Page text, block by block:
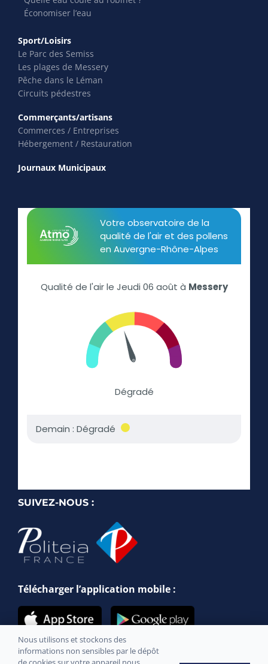
Économiser l’eau
Sport/Loisirs
Le Parc des Semiss
Les plages de Messery
Pêche dans le Léman
Circuits pédestres
Commerçants/artisans
Commerces / Entreprises
Hébergement / Restauration
Journaux Municipaux
SUIVEZ-NOUS :
Télécharger l’application mobile :
Nous utilisons et stockons des
informations non sensibles par le dépôt